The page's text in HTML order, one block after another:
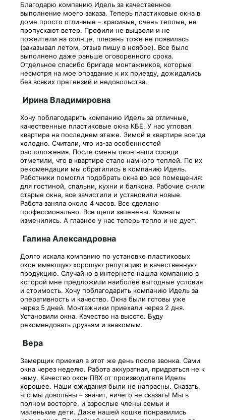
Благодарю компанию Идель за качественное
выполнение моего заказа. Теперь пластиковые окна в
доме просто отличные – красивые, очень теплые, не
пропускают ветер. Профили не выцвели и не
пожелтели на солнце, плесень тоже не появилась
(заказывал летом, отзыв пишу в ноябре). Все было
выполнено даже раньше оговоренного срока.
Отдельное спасибо бригаде монтажников, которые
несмотря на мое опоздание к их приезду, дожидались
без всяких претензий и недовольства.
Ирина Владимировна
Хочу поблагодарить компанию Идель за отличные,
качественные пластиковые окна КБЕ. У нас угловая
квартира на последнем этаже. Зимой в квартире всегда
холодно. Считали, что из-за особенностей
расположения. После смены окон наши соседи
отметили, что в квартире стало намного теплей. По их
рекомендации мы обратились в компанию Идель.
Работники помогли подобрать окна во все помещения:
для гостиной, спальни, кухни и балкона. Рабочие сняли
старые окна, все зачистили и установили новые.
Работа заняла около 4 часов. Все сделано
профессионально. Все щели запенены. Комнаты
изменились. А главное у нас теперь тепло и не дует.
Галина Александровна
Долго искала компанию по установке пластиковых
окон имеющую хорошую репутацию и качественную
продукцию. Случайно в интернете нашла компанию в
которой мне предложили наиболее выгодные условия
и стоимость. Хочу поблагодарить компанию Идель за
оперативность и качество. Окна были готовы уже
через 5 дней. Монтажники приехали через 2 дня.
Установили окна. Качество на высоте. Буду
рекомендовать друзьям и знакомым.
Вера
Замерщик приехал в этот же день после звонка. Сами
окна через неделю. Работа аккуратная, придраться не к
чему. Качество окон ПВХ от производителя Идель
хорошее. Наши ожидания были не напрасны. Сказать,
что мы довольны – значит, ничего не сказать! Мы в
полном восторге, и взрослые члены семьи и
маленькие дети. Даже нашей кошке понравились